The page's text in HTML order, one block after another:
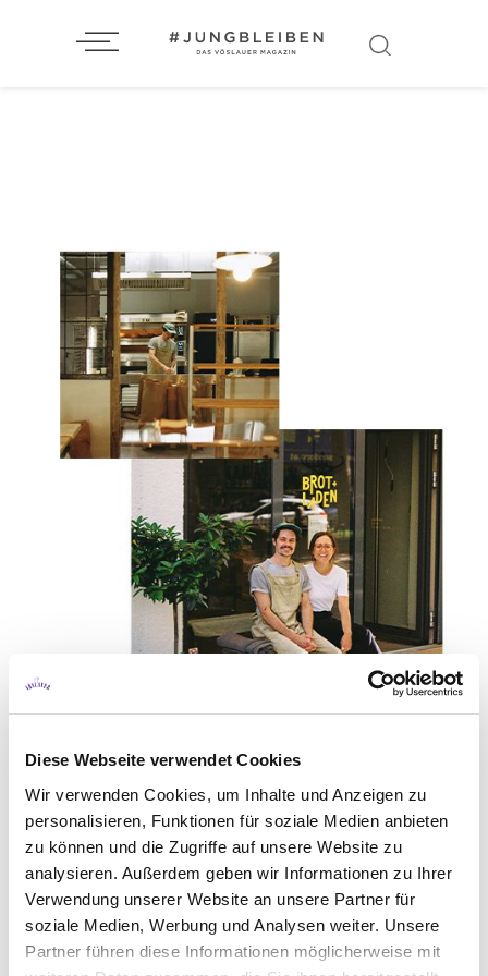
Diese Webseite verwendet Cookies
Wir verwenden Cookies, um Inhalte und Anzeigen zu
personalisieren, Funktionen für soziale Medien anbieten
zu können und die Zugriffe auf unsere Website zu
analysieren. Außerdem geben wir Informationen zu Ihrer
Verwendung unserer Website an unsere Partner für
soziale Medien, Werbung und Analysen weiter. Unsere
Partner führen diese Informationen möglicherweise mit